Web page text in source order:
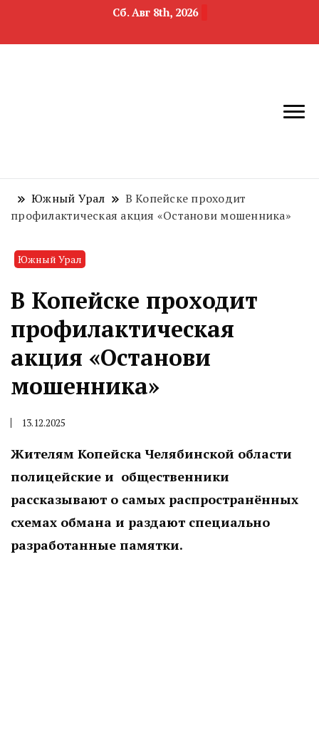
Сб. Авг 8th, 2026
область
Южный Урал
В Копейске проходит
профилактическая акция «Останови мошенника»
Южный Урал
В Копейске проходит
профилактическая
акция «Останови
мошенника»
13.12.2025
Жителям Копейска Челябинской области
полицейские и общественники
рассказывают о самых распространённых
схемах обмана и раздают специально
разработанные памятки.